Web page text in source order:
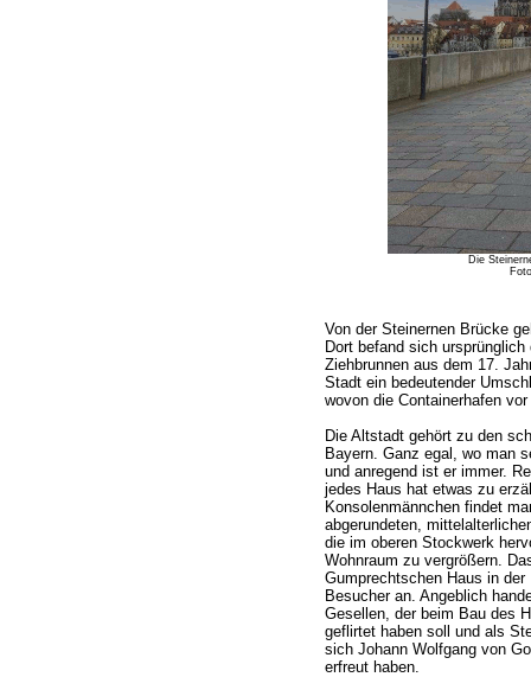
Die
Von der Steinernen Brücke
Dort befand sich
Ziehbrunnen aus dem 17.
Stadt ein bedeutender
wovon die Containerhafen
Die Altstadt gehört zu den
Bayern. Ganz egal, wo man
und anregend ist er immer.
jedes Haus hat etwas zu
Konsolenmännchen findet
abgerundeten,
die im oberen Stockwerk
Wohnraum zu vergrößern.
Gumprechtschen Haus in
Besucher an. Angeblich
Gesellen, der beim Bau des
geflirtet haben soll und als
sich Johann Wolfgang von
erfreut haben.